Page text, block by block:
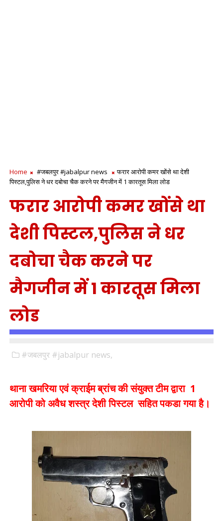
Home #जबलपुर #jabalpur news
फरार आरोपी कमर खोंसे था देशी
पिस्टल,पुलिस ने धर दबोचा चैक करने पर मैगजीन में 1 कारतूस मिला लोड
फरार आरोपी कमर खोंसे था
देशी पिस्टल,पुलिस ने धर
दबोचा चैक करने पर
मैगजीन में 1 कारतूस मिला
लोड
#जबलपुर #jabalpur news,
थाना खमरिया एवं क्राईम ब्रांच की संयुक्त टीम द्वारा 1
आरोपी को अवैध शस्त्र देशी पिस्टल सहित पकडा गया है।